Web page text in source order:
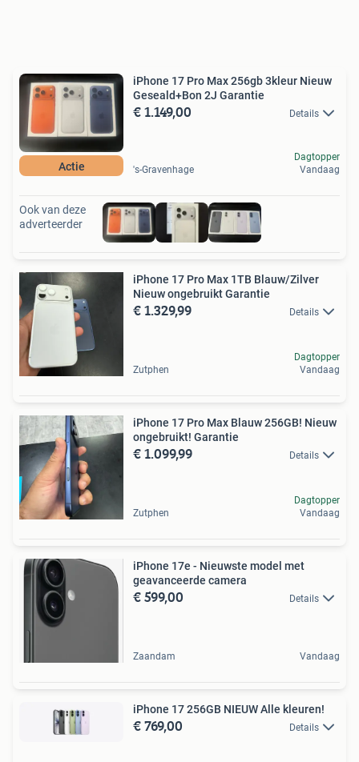
Actie
iPhone 17 Pro Max 256gb 3kleur Nieuw
Geseald+Bon 2J Garantie
€ 1.149,00 Details
's-Gravenhage
Dagtopper
Vandaag
Ook van deze
adverteerder
iPhone 17 Pro Max 1TB Blauw/Zilver
Nieuw ongebruikt Garantie
€ 1.329,99 Details
Zutphen
Dagtopper
Vandaag
iPhone 17 Pro Max Blauw 256GB! Nieuw
ongebruikt! Garantie
€ 1.099,99 Details
Zutphen
Dagtopper
Vandaag
iPhone 17e - Nieuwste model met
geavanceerde camera
€ 599,00 Details
Zaandam Vandaag
iPhone 17 256GB NIEUW Alle kleuren!
€ 769,00 Details